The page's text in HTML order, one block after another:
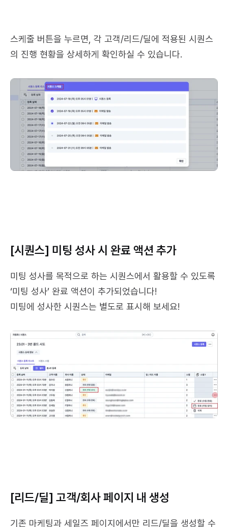
스케줄 버튼을 누르면, 각 고객/리드/딜에 적용된 시퀀스
의 진행 현황을 상세하게 확인하실 수 있습니다.
[시퀀스] 미팅 성사 시 완료 액션 추가
미팅 성사를 목적으로 하는 시퀀스에서 활용할 수 있도록
‘미팅 성사’ 완료 액션이 추가되었습니다!
미팅에 성사한 시퀀스는 별도로 표시해 보세요!
[리드/딜] 고객/회사 페이지 내 생성
기존 마케팅과 세일즈 페이지에서만 리드/딜을 생성할 수